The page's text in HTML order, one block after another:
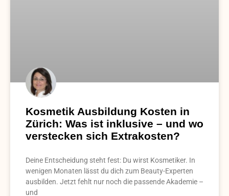
Kosmetik Ausbildung Kosten in
Zürich: Was ist inklusive – und wo
verstecken sich Extrakosten?
Deine Entscheidung steht fest: Du wirst Kosmetiker. In
wenigen Monaten lässt du dich zum Beauty-Experten
ausbilden. Jetzt fehlt nur noch die passende Akademie –
und